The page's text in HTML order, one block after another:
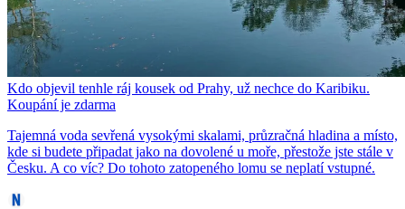
Kdo objevil tenhle ráj kousek od Prahy, už nechce do Karibiku.
Koupání je zdarma
Tajemná voda sevřená vysokými skalami, průzračná hladina a místo,
kde si budete připadat jako na dovolené u moře, přestože jste stále v
Česku. A co víc? Do tohoto zatopeného lomu se neplatí vstupné.